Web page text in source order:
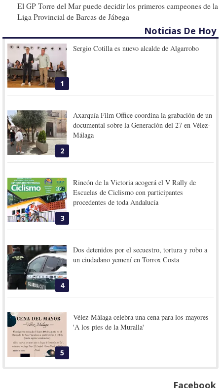
El GP Torre del Mar puede decidir los primeros campeones de la
Liga Provincial de Barcas de Jábega
Noticias De Hoy
1
Sergio Cotilla es nuevo alcalde de Algarrobo
2
Axarquía Film Office coordina la grabación de un
documental sobre la Generación del 27 en Vélez-
Málaga
3
Rincón de la Victoria acogerá el V Rally de
Escuelas de Ciclismo con participantes
procedentes de toda Andalucía
4
Dos detenidos por el secuestro, tortura y robo a
un ciudadano yemení en Torrox Costa
5
Vélez-Málaga celebra una cena para los mayores
'A los pies de la Muralla'
Facebook